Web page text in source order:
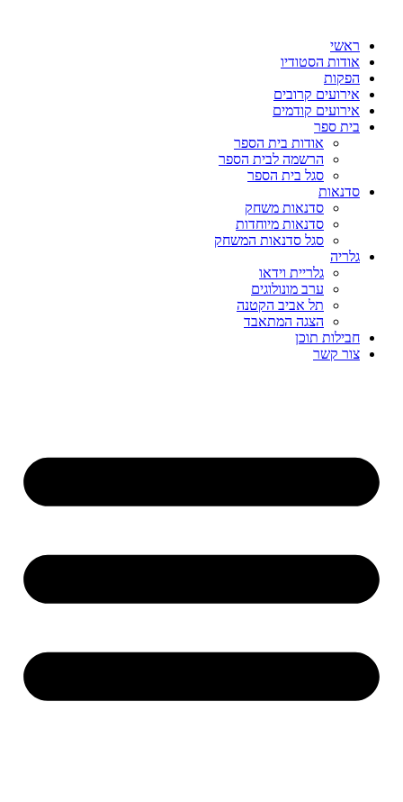
ראשי
אודות הסטודיו
הפקות
אירועים קרובים
אירועים קודמים
בית ספר
אודות בית הספר
הרשמה לבית הספר
סגל בית הספר
סדנאות
סדנאות משחק
סדנאות מיוחדות
סגל סדנאות המשחק
גלריה
גלריית וידאו
ערב מונולוגים
תל אביב הקטנה
הצגה המתאבד
חבילות תוכן
צור קשר